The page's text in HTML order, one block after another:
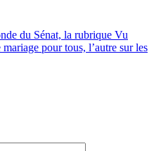
du Sénat, la rubrique Vu
pour tous, l’autre sur les